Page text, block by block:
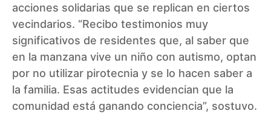
acciones solidarias que se replican en ciertos
vecindarios. “Recibo testimonios muy
significativos de residentes que, al saber que
en la manzana vive un niño con autismo, optan
por no utilizar pirotecnia y se lo hacen saber a
la familia. Esas actitudes evidencian que la
comunidad está ganando conciencia”, sostuvo.